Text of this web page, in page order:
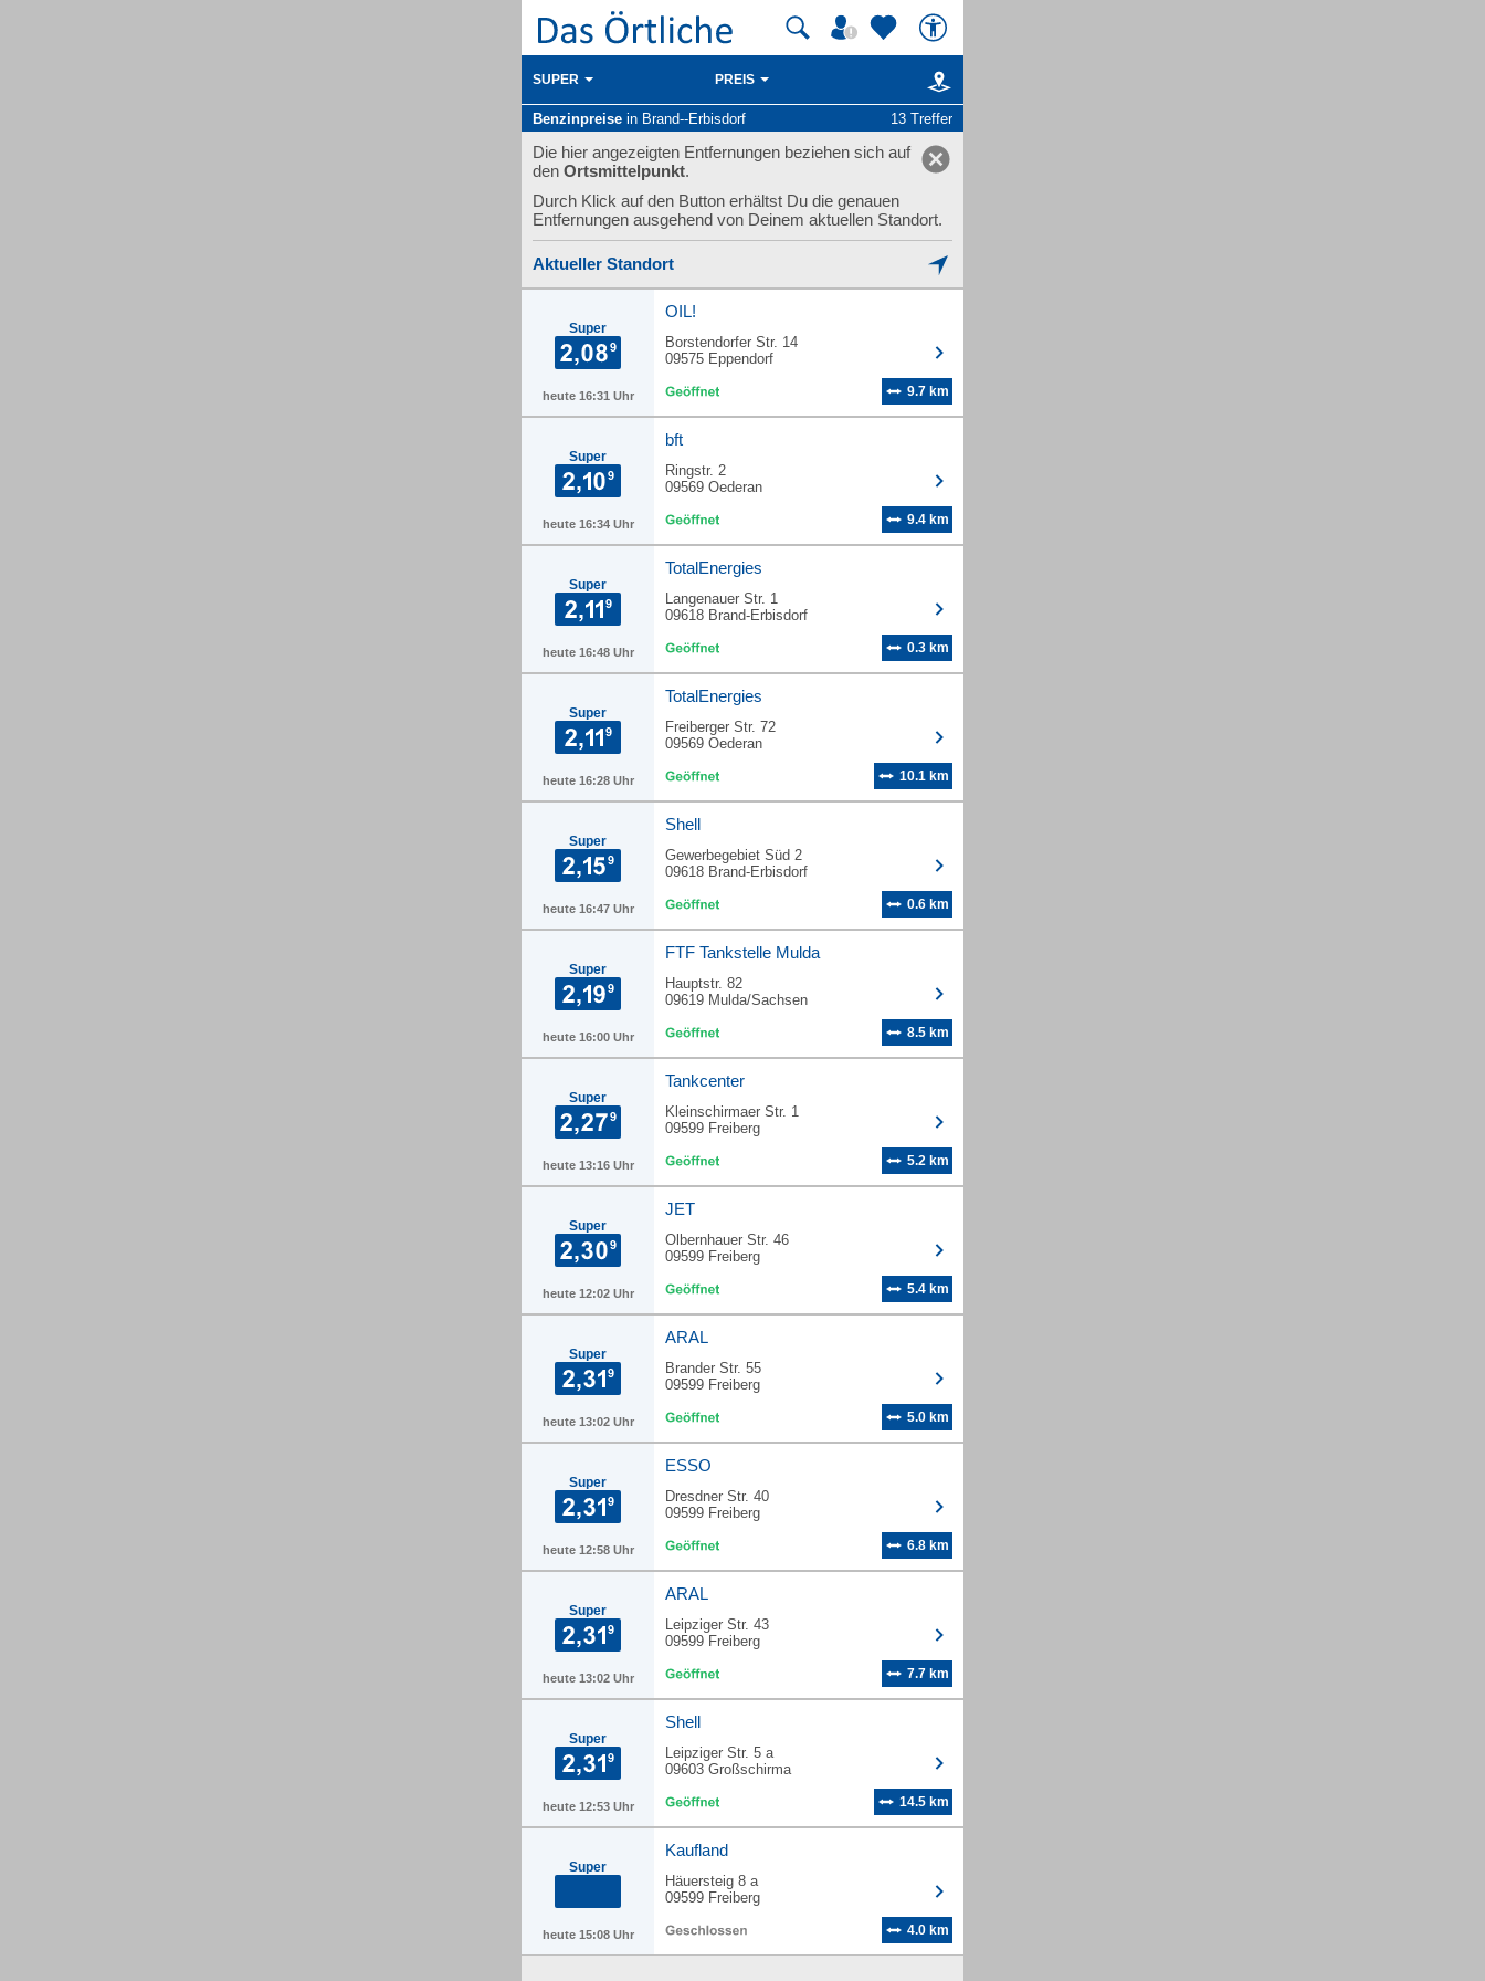
SUPER PREIS
Benzinpreise in Brand--Erbisdorf 13 Treffer
Die hier angezeigten Entfernungen beziehen sich auf
den Ortsmittelpunkt.
Durch Klick auf den Button erhältst Du die genauen
Entfernungen ausgehend von Deinem aktuellen Standort.
Aktueller Standort
Super
heute 16:31 Uhr
OIL!
Borstendorfer Str. 14
09575 Eppendorf
9.7 km
Super
heute 16:34 Uhr
bft
Ringstr. 2
09569 Oederan
9.4 km
Super
heute 16:48 Uhr
TotalEnergies
Langenauer Str. 1
09618 Brand-Erbisdorf
0.3 km
Super
heute 16:28 Uhr
TotalEnergies
Freiberger Str. 72
09569 Oederan
10.1 km
Super
heute 16:47 Uhr
Shell
Gewerbegebiet Süd 2
09618 Brand-Erbisdorf
0.6 km
Super
heute 16:00 Uhr
FTF Tankstelle Mulda
Hauptstr. 82
09619 Mulda/Sachsen
8.5 km
Super
heute 13:16 Uhr
Tankcenter
Kleinschirmaer Str. 1
09599 Freiberg
5.2 km
Super
heute 12:02 Uhr
JET
Olbernhauer Str. 46
09599 Freiberg
5.4 km
Super
heute 13:02 Uhr
ARAL
Brander Str. 55
09599 Freiberg
5.0 km
Super
heute 12:58 Uhr
ESSO
Dresdner Str. 40
09599 Freiberg
6.8 km
Super
heute 13:02 Uhr
ARAL
Leipziger Str. 43
09599 Freiberg
7.7 km
Super
heute 12:53 Uhr
Shell
Leipziger Str. 5 a
09603 Großschirma
14.5 km
Super
heute 15:08 Uhr
Kaufland
Häuersteig 8 a
09599 Freiberg
4.0 km